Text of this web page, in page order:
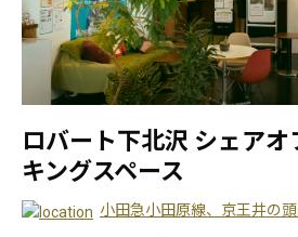
ロバート下北沢 シェア
キングスペース
小田急小田原線、京王井の